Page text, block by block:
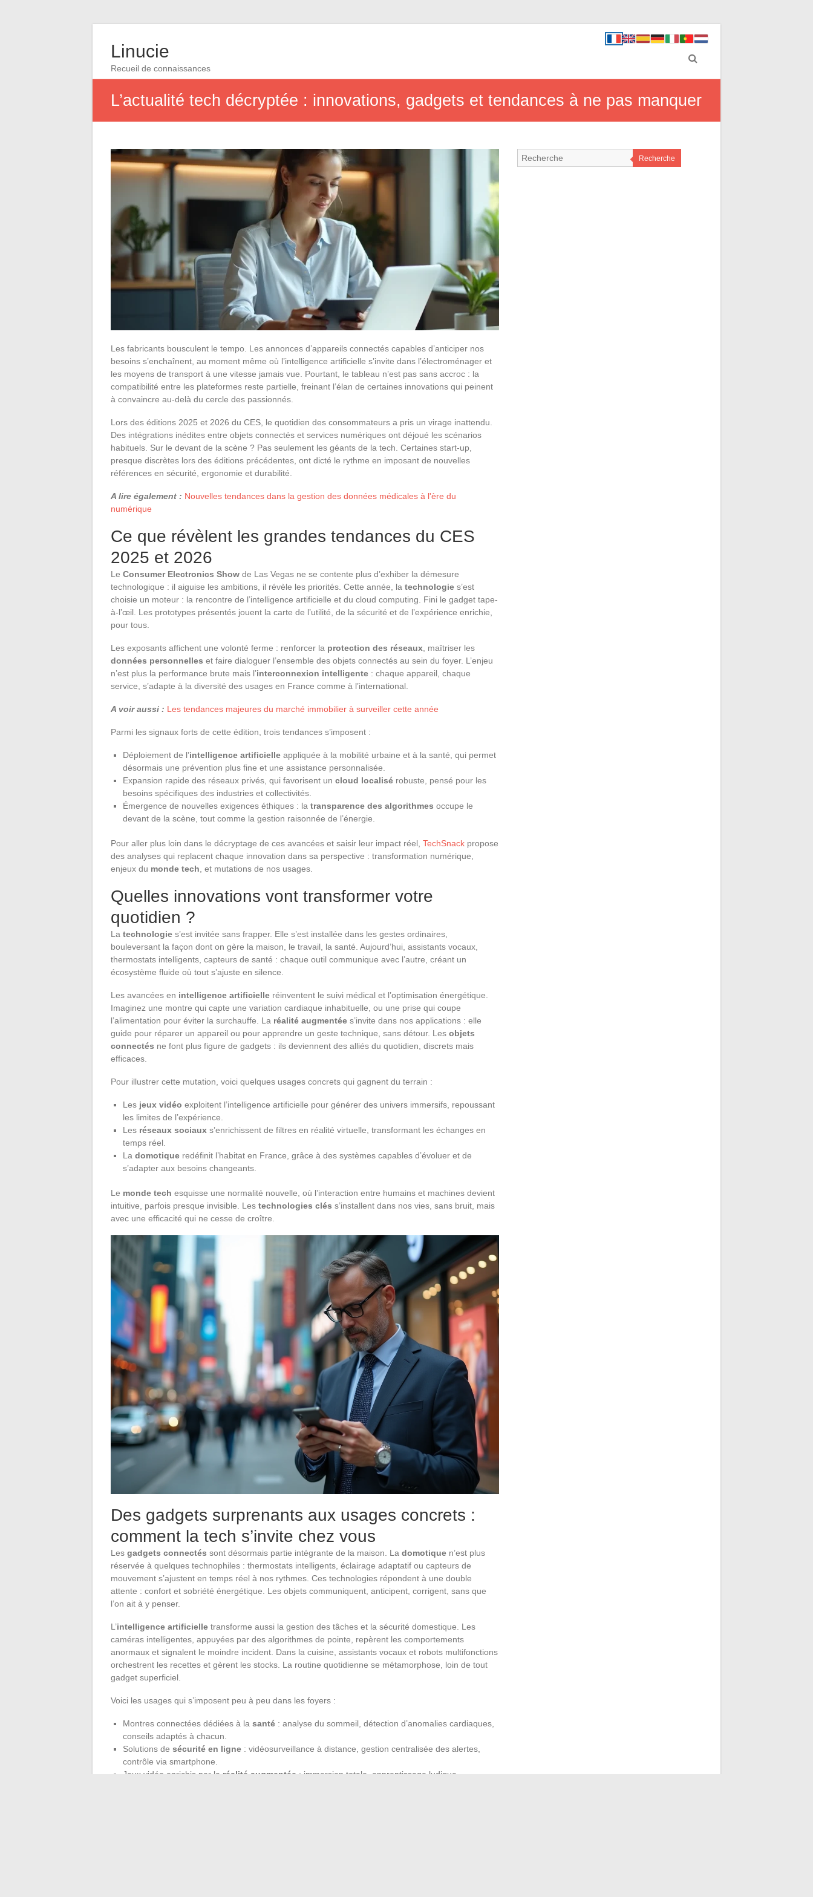
Linucie
Recueil de connaissances
L’actualité tech décryptée : innovations, gadgets et tendances à ne pas manquer
Les fabricants bousculent le tempo. Les annonces d’appareils connectés capables d’anticiper nos
besoins s’enchaînent, au moment même où l’intelligence artificielle s’invite dans l’électroménager et
les moyens de transport à une vitesse jamais vue. Pourtant, le tableau n’est pas sans accroc : la
compatibilité entre les plateformes reste partielle, freinant l’élan de certaines innovations qui peinent
à convaincre au-delà du cercle des passionnés.
Lors des éditions 2025 et 2026 du CES, le quotidien des consommateurs a pris un virage inattendu.
Des intégrations inédites entre objets connectés et services numériques ont déjoué les scénarios
habituels. Sur le devant de la scène ? Pas seulement les géants de la tech. Certaines start-up,
presque discrètes lors des éditions précédentes, ont dicté le rythme en imposant de nouvelles
références en sécurité, ergonomie et durabilité.
A lire également : Nouvelles tendances dans la gestion des données médicales à l'ère du
numérique
Ce que révèlent les grandes tendances du CES
2025 et 2026
Le Consumer Electronics Show de Las Vegas ne se contente plus d’exhiber la démesure
technologique : il aiguise les ambitions, il révèle les priorités. Cette année, la technologie s’est
choisie un moteur : la rencontre de l’intelligence artificielle et du cloud computing. Fini le gadget tape-
à-l’œil. Les prototypes présentés jouent la carte de l’utilité, de la sécurité et de l’expérience enrichie,
pour tous.
Les exposants affichent une volonté ferme : renforcer la protection des réseaux , maîtriser les
données personnelles et faire dialoguer l’ensemble des objets connectés au sein du foyer. L’enjeu
n’est plus la performance brute mais l’interconnexion intelligente : chaque appareil, chaque
service, s’adapte à la diversité des usages en France comme à l’international.
A voir aussi : Les tendances majeures du marché immobilier à surveiller cette année
Parmi les signaux forts de cette édition, trois tendances s’imposent :
Déploiement de l’intelligence artificielle appliquée à la mobilité urbaine et à la santé, qui permet
désormais une prévention plus fine et une assistance personnalisée.
Expansion rapide des réseaux privés, qui favorisent un cloud localisé robuste, pensé pour les
besoins spécifiques des industries et collectivités.
Émergence de nouvelles exigences éthiques : la transparence des algorithmes occupe le
devant de la scène, tout comme la gestion raisonnée de l’énergie.
Pour aller plus loin dans le décryptage de ces avancées et saisir leur impact réel, TechSnack propose
des analyses qui replacent chaque innovation dans sa perspective : transformation numérique,
enjeux du monde tech , et mutations de nos usages.
Quelles innovations vont transformer votre
quotidien ?
La technologie s’est invitée sans frapper. Elle s’est installée dans les gestes ordinaires,
bouleversant la façon dont on gère la maison, le travail, la santé. Aujourd’hui, assistants vocaux,
thermostats intelligents, capteurs de santé : chaque outil communique avec l’autre, créant un
écosystème fluide où tout s’ajuste en silence.
Les avancées en intelligence artificielle réinventent le suivi médical et l’optimisation énergétique.
Imaginez une montre qui capte une variation cardiaque inhabituelle, ou une prise qui coupe
l’alimentation pour éviter la surchauffe. La réalité augmentée s’invite dans nos applications : elle
guide pour réparer un appareil ou pour apprendre un geste technique, sans détour. Les objets
connectés ne font plus figure de gadgets : ils deviennent des alliés du quotidien, discrets mais
efficaces.
Pour illustrer cette mutation, voici quelques usages concrets qui gagnent du terrain :
Les jeux vidéo exploitent l’intelligence artificielle pour générer des univers immersifs, repoussant
les limites de l’expérience.
Les réseaux sociaux s’enrichissent de filtres en réalité virtuelle, transformant les échanges en
temps réel.
La domotique redéfinit l’habitat en France, grâce à des systèmes capables d’évoluer et de
s’adapter aux besoins changeants.
Le monde tech esquisse une normalité nouvelle, où l’interaction entre humains et machines devient
intuitive, parfois presque invisible. Les technologies clés s’installent dans nos vies, sans bruit, mais
avec une efficacité qui ne cesse de croître.
Des gadgets surprenants aux usages concrets :
comment la tech s’invite chez vous
Les gadgets connectés sont désormais partie intégrante de la maison. La domotique n’est plus
réservée à quelques technophiles : thermostats intelligents, éclairage adaptatif ou capteurs de
mouvement s’ajustent en temps réel à nos rythmes. Ces technologies répondent à une double
attente : confort et sobriété énergétique. Les objets communiquent, anticipent, corrigent, sans que
l’on ait à y penser.
L’intelligence artificielle transforme aussi la gestion des tâches et la sécurité domestique. Les
caméras intelligentes, appuyées par des algorithmes de pointe, repèrent les comportements
anormaux et signalent le moindre incident. Dans la cuisine, assistants vocaux et robots multifonctions
orchestrent les recettes et gèrent les stocks. La routine quotidienne se métamorphose, loin de tout
gadget superficiel.
Voici les usages qui s’imposent peu à peu dans les foyers :
Montres connectées dédiées à la santé : analyse du sommeil, détection d’anomalies cardiaques,
conseils adaptés à chacun.
Solutions de sécurité en ligne : vidéosurveillance à distance, gestion centralisée des alertes,
contrôle via smartphone.
Jeux vidéo enrichis par la réalité augmentée : immersion totale, apprentissage ludique,
Recherche